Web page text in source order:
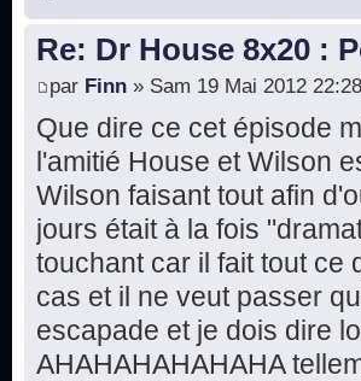
Re: Dr House 8x20 :
par Finn » Sam 19 Mai 2012 22:28
Que dire ce cet épisode
l'amitié House et Wilson
Wilson faisant tout afin
jours était à la fois
touchant car il fait tout ce
cas et il ne veut passer
escapade et je dois dire
AHAHAHAHAHAHA